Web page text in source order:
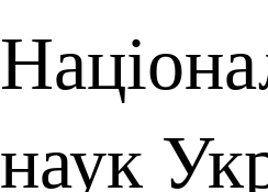
наук